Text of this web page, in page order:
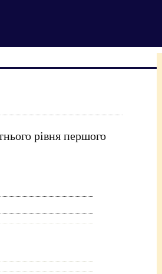
рівня першого